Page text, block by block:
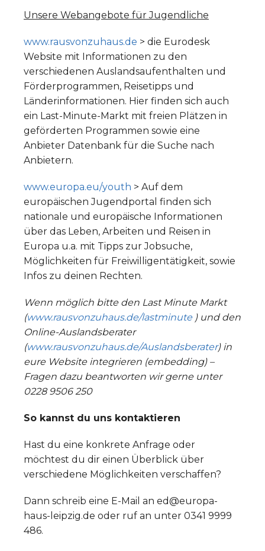
Unsere Webangebote für Jugendliche
www.rausvonzuhaus.de > die Eurodesk
Website mit Informationen zu den
verschiedenen Auslandsaufenthalten und
Förderprogrammen, Reisetipps und
Länderinformationen. Hier finden sich auch
ein Last-Minute-Markt mit freien Plätzen in
geförderten Programmen sowie eine
Anbieter Datenbank für die Suche nach
Anbietern.
www.europa.eu/youth > Auf dem
europäischen Jugendportal finden sich
nationale und europäische Informationen
über das Leben, Arbeiten und Reisen in
Europa u.a. mit Tipps zur Jobsuche,
Möglichkeiten für Freiwilligentätigkeit, sowie
Infos zu deinen Rechten.
Wenn möglich bitte den Last Minute Markt
(www.rausvonzuhaus.de/lastminute ) und den
Online-Auslandsberater
(www.rausvonzuhaus.de/Auslandsberater) in
eure Website integrieren (embedding) –
Fragen dazu beantworten wir gerne unter
0228 9506 250
So kannst du uns kontaktieren
Hast du eine konkrete Anfrage oder
möchtest du dir einen Überblick über
verschiedene Möglichkeiten verschaffen?
Dann schreib eine E-Mail an ed@europa-
haus-leipzig.de oder ruf an unter 0341 9999
486.